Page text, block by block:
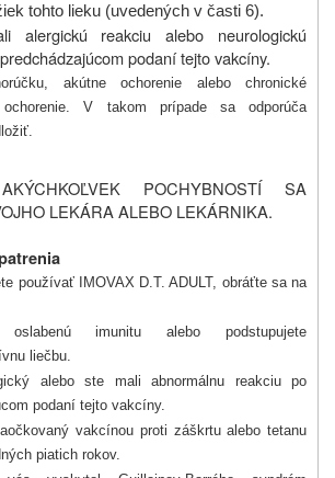
tohto lieku (uvedených v časti 6).
alergickú reakciu alebo neurologickú
podaní tejto vakcíny.
akútne ochorenie alebo chronické
ochorenie. V takom prípade sa odporúča
POCHYBNOSTÍ SA
LEKÁRA ALEBO LEKÁRNIKA.
používať IMOVAX D.T. ADULT, obráťte sa na
imunitu alebo podstupujete
liečbu.
alebo ste mali abnormálnu reakciu po
podaní tejto vakcíny.
vakcínou proti záškrtu alebo tetanu
piatich rokov.